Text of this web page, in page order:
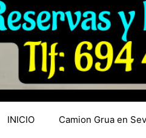
INICIO Camion Grua en